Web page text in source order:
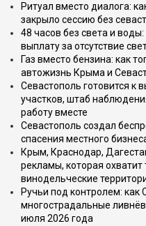
Ритуал вместо диалога:
закрыло сессию без
48 часов без света и
выплату за отсутствие
Газ вместо бензина: как
автожизнь Крыма и
Севастополь готовится к
участков, штаб
работу вместе
Севастополь создал
спасения местного
Крым, Краснодар,
рекламы, которая
винодельческие
Ручьи под контролем: как
многострадальные
июля 2026 года